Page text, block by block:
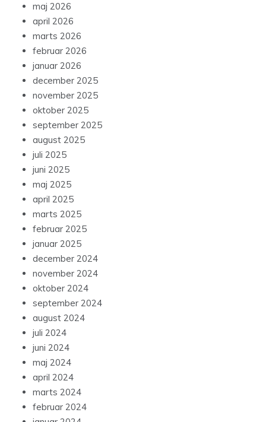
maj 2026
april 2026
marts 2026
februar 2026
januar 2026
december 2025
november 2025
oktober 2025
september 2025
august 2025
juli 2025
juni 2025
maj 2025
april 2025
marts 2025
februar 2025
januar 2025
december 2024
november 2024
oktober 2024
september 2024
august 2024
juli 2024
juni 2024
maj 2024
april 2024
marts 2024
februar 2024